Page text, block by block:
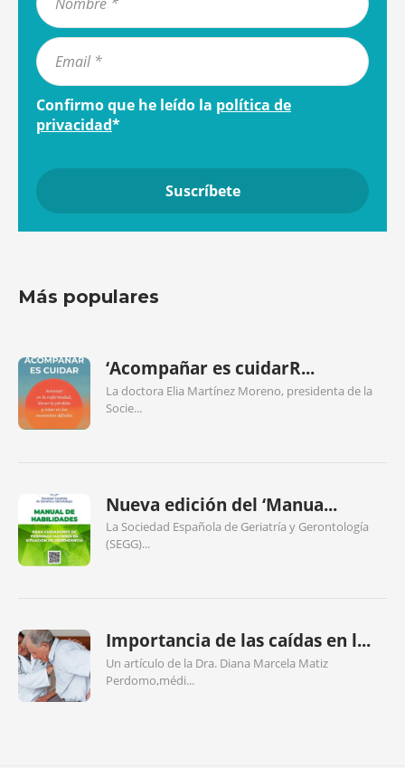
Confirmo que he leído la política de
privacidad*
Más populares
‘Acompañar es cuidarR...
La doctora Elia Martínez Moreno, presidenta de la
Socie...
Nueva edición del ‘Manua...
La Sociedad Española de Geriatría y Gerontología
(SEGG)...
Importancia de las caídas en l...
Un artículo de la Dra. Diana Marcela Matiz
Perdomo,médi...